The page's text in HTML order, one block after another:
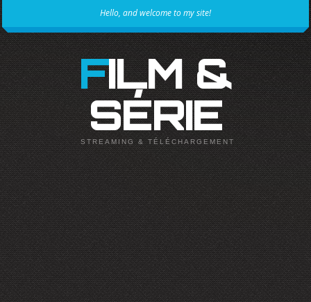
Hello, and welcome to my site!
FILM &
SÉRIE
STREAMING & TÉLÉCHARGEMENT